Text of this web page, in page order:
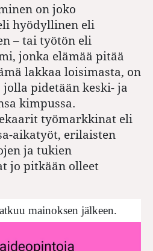
on joko
hyödyllinen eli
– tai työtön eli
jonka elämää pitää
lakkaa loisimasta, on
pidetään keski- ja
kimpussa.
työmarkkinat eli
aikatyöt, erilaisten
ja tukien
jo pitkään olleet
mainoksen jälkeen.